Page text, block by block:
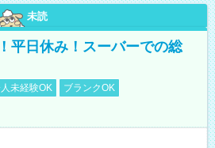
未読
平日休み！スーバーでの総
未経験OK
ブランクOK